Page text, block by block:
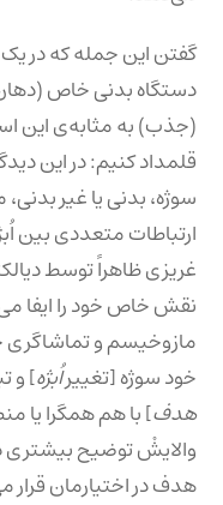
گفتن این جمله که در
دستگاه بدنی خاص
(جذب) به مثابه‌ی این
قلمداد کنیم: در این
سوژه، بدنی یا غیر
ارتباطات متعددی بین
غریزی ظاهراً توسط
نقش خاص خود را ایفا
مازوخیسم و تماشاگری
خود سوژه [تغییراُبژه] و
هدف
والایشْ توضیح بیشتری
هدف در اختیارمان